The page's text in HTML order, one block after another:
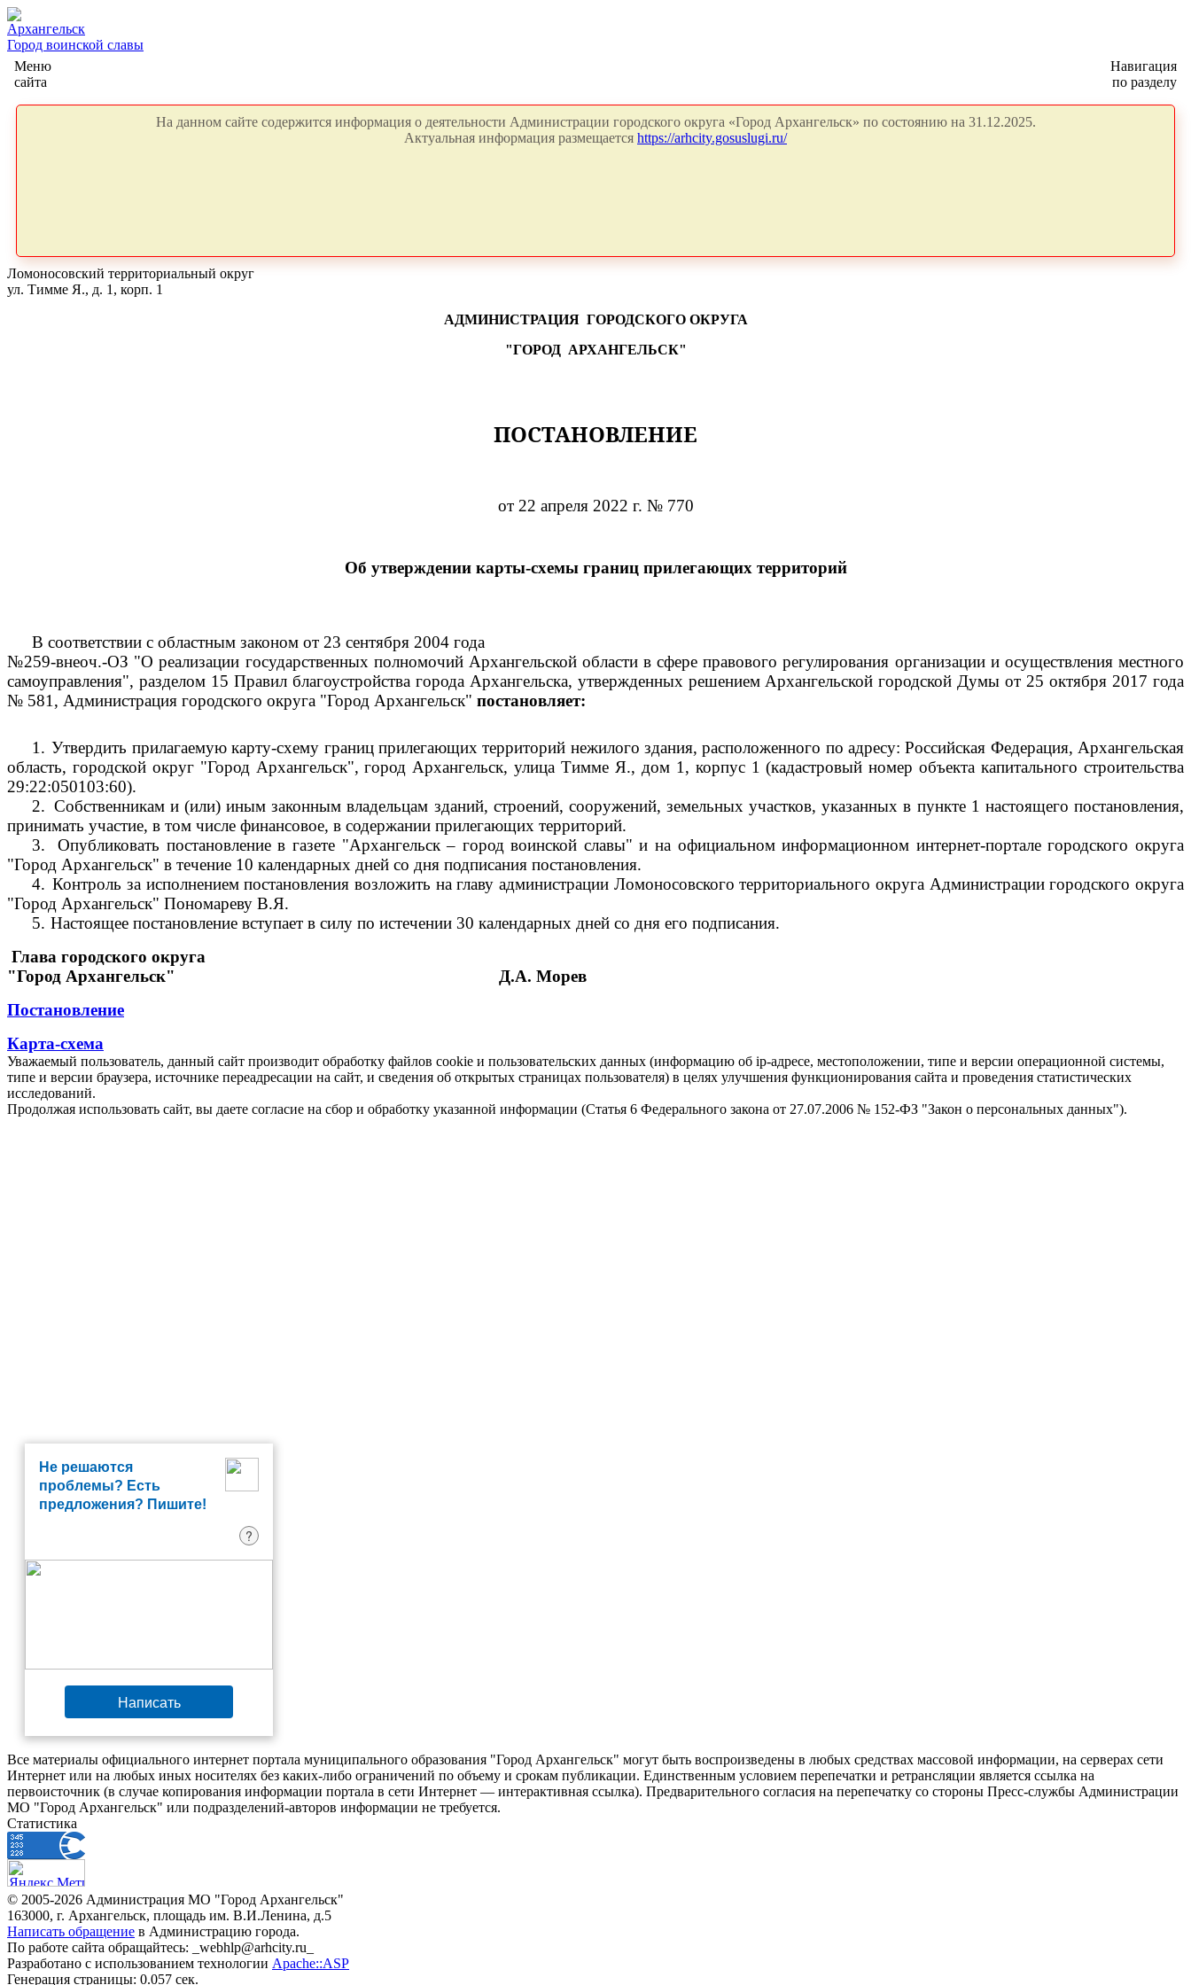
Архангельск
Город воинской славы
Меню
сайта
Навигация
по разделу
На данном сайте содержится информация о деятельности Администрации городского округа «Город Архангельск» по состоянию на 31.12.2025.
Актуальная информация размещается https://arhcity.gosuslugi.ru/
Ломоносовский территориальный округ
ул. Тимме Я., д. 1, корп. 1
АДМИНИСТРАЦИЯ ГОРОДСКОГО ОКРУГА
"ГОРОД АРХАНГЕЛЬСК"
ПОСТАНОВЛЕНИЕ
от 22 апреля 2022 г. № 770
Об утверждении карты-схемы границ прилегающих территорий
В соответствии с областным законом от 23 сентября 2004 года
№259-внеоч.-ОЗ "О реализации государственных полномочий Архангельской области в сфере правового регулирования организации и осуществления местного
самоуправления", разделом 15 Правил благоустройства города Архангельска, утвержденных решением Архангельской городской Думы от 25 октября 2017 года
№ 581, Администрация городского округа "Город Архангельск" постановляет:
1. Утвердить прилагаемую карту-схему границ прилегающих территорий нежилого здания, расположенного по адресу: Российская Федерация, Архангельская
область, городской округ "Город Архангельск", город Архангельск, улица Тимме Я., дом 1, корпус 1 (кадастровый номер объекта капитального строительства
29:22:050103:60).
2. Собственникам и (или) иным законным владельцам зданий, строений, сооружений, земельных участков, указанных в пункте 1 настоящего постановления,
принимать участие, в том числе финансовое, в содержании прилегающих территорий.
3.
Опубликовать постановление в газете "Архангельск – город воинской славы" и на официальном информационном интернет-портале городского округа
"Город Архангельск" в течение 10 календарных дней со дня подписания постановления.
4. Контроль за исполнением постановления возложить на главу администрации Ломоносовского территориального округа Администрации городского округа
"Город Архангельск" Пономареву В.Я.
5. Настоящее постановление вступает в силу по истечении 30 календарных дней со дня его подписания.
Глава городского округа
"Город Архангельск"
Д.А. Морев
Постановление
Карта-схема
Уважаемый пользователь, данный сайт производит обработку файлов cookie и пользовательских данных (информацию об ip-адресе, местоположении, типе и версии операционной системы,
типе и версии браузера, источнике переадресации на сайт, и сведения об открытых страницах пользователя) в целях улучшения функционирования сайта и проведения статистических
исследований.
Продолжая использовать сайт, вы даете согласие на сбор и обработку указанной информации (Статья 6 Федерального закона от 27.07.2006 № 152-ФЗ "Закон о персональных данных").
Не решаются
проблемы? Есть
предложения? Пишите!
?
Написать
Все материалы официального интернет портала муниципального образования "Город Архангельск" могут быть воспроизведены в любых средствах массовой информации, на серверах сети
Интернет или на любых иных носителях без каких-либо ограничений по объему и срокам публикации. Единственным условием перепечатки и ретрансляции является ссылка на
первоисточник (в случае копирования информации портала в сети Интернет — интерактивная ссылка). Предварительного согласия на перепечатку со стороны Пресс-службы Администрации
МО "Город Архангельск" или подразделений-авторов информации не требуется.
Статистика
© 2005-2026 Администрация МО "Город Архангельск"
163000, г. Архангельск, площадь им. В.И.Ленина, д.5
Написать обращение в Администрацию города.
По работе сайта обращайтесь: _webhlp@arhcity.ru_
Разработано с использованием технологии Apache::ASP
Генерация страницы: 0.057 сек.